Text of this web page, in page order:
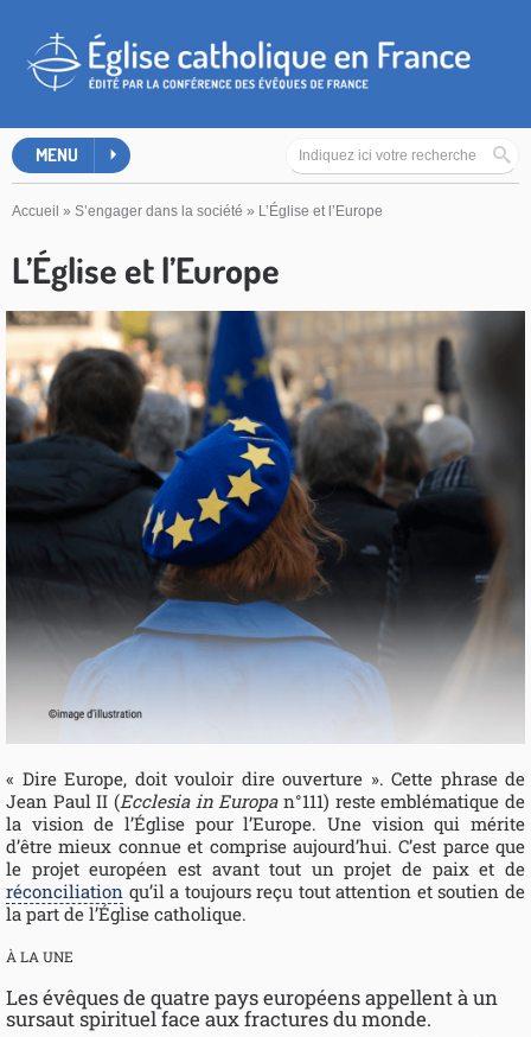
MENU
Accueil » S’engager dans la société » L’Église et l’Europe
L’Église et l’Europe
« Dire Europe, doit vouloir dire ouverture ». Cette phrase de
Jean Paul II (Ecclesia in Europan°111) reste emblématique de
la vision de l’Église pour l’Europe. Une vision qui mérite
d’être mieux connue et comprise aujourd’hui. C’est parce que
le projet européen est avant tout un projet de paix et de
réconciliation qu’il a toujours reçu tout attention et soutien de
la part de l’Église catholique.
À LA UNE
Les évêques de quatre pays européens appellent à un
sursaut spirituel face aux fractures du monde.